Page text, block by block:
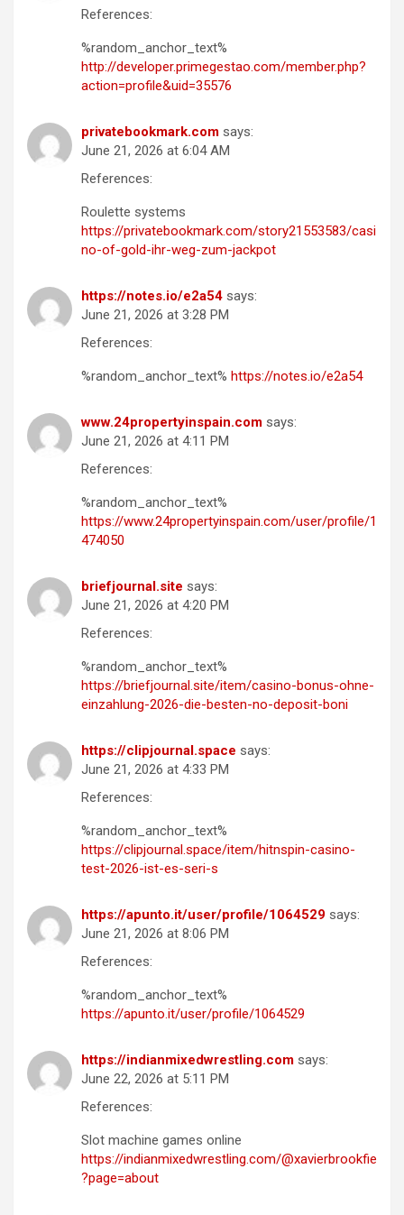
References:
%random_anchor_text%
http://developer.primegestao.com/member.php?
action=profile&uid=35576
privatebookmark.com says:
June 21, 2026 at 6:04 AM
References:
Roulette systems
https://privatebookmark.com/story21553583/casi
no-of-gold-ihr-weg-zum-jackpot
https://notes.io/e2a54 says:
June 21, 2026 at 3:28 PM
References:
%random_anchor_text% https://notes.io/e2a54
www.24propertyinspain.com says:
June 21, 2026 at 4:11 PM
References:
%random_anchor_text%
https://www.24propertyinspain.com/user/profile/1
474050
briefjournal.site says:
June 21, 2026 at 4:20 PM
References:
%random_anchor_text%
https://briefjournal.site/item/casino-bonus-ohne-
einzahlung-2026-die-besten-no-deposit-boni
https://clipjournal.space says:
June 21, 2026 at 4:33 PM
References:
%random_anchor_text%
https://clipjournal.space/item/hitnspin-casino-
test-2026-ist-es-seri-s
https://apunto.it/user/profile/1064529 says:
June 21, 2026 at 8:06 PM
References:
%random_anchor_text%
https://apunto.it/user/profile/1064529
https://indianmixedwrestling.com says:
June 22, 2026 at 5:11 PM
References:
Slot machine games online
https://indianmixedwrestling.com/@xavierbrookfie
?page=about